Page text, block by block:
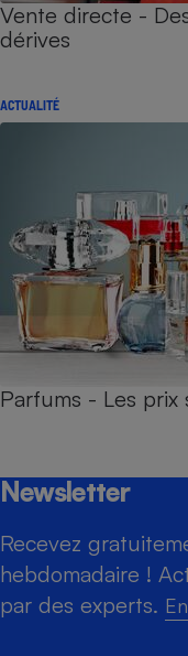
Vente directe -
dérives
ACTUALITÉ
Parfums - Les prix
Newsletter
Recevez
hebdomadaire !
par des experts.